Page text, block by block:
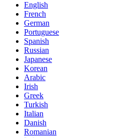
English
French
German
Portuguese
Spanish
Russian
Japanese
Korean
Arabic
Irish
Greek
Turkish
Italian
Danish
Romanian